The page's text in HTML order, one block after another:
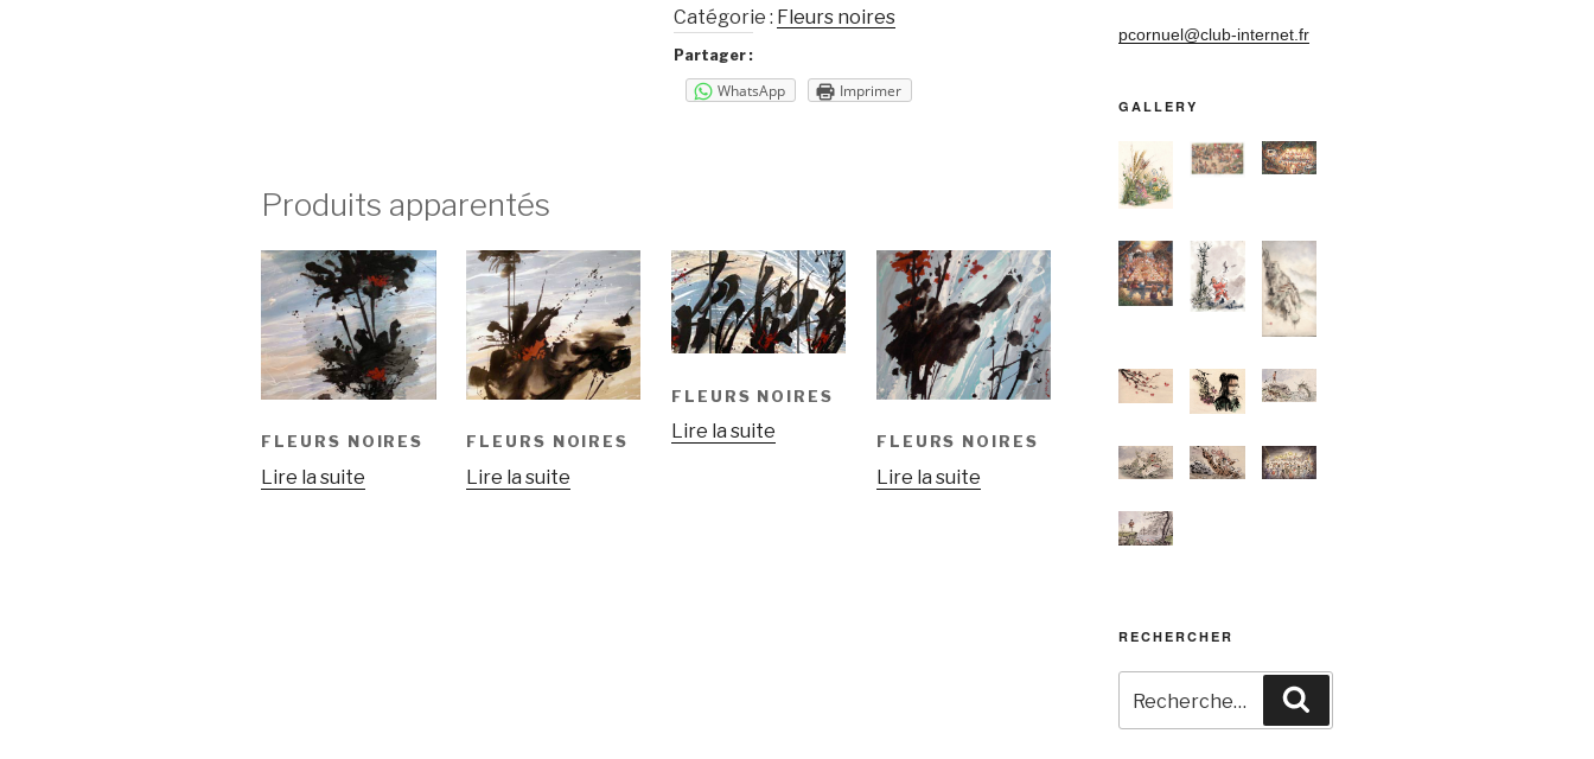
Catégorie : Fleurs noires
Partager :
WhatsApp Imprimer
Produits apparentés
FLEURS NOIRES
Lire la suite
FLEURS NOIRES
Lire la suite
FLEURS NOIRES
Lire la suite FLEURS NOIRES
Lire la suite
pcornuel@club-internet.fr
GALLERY
RECHERCHER
pour
: